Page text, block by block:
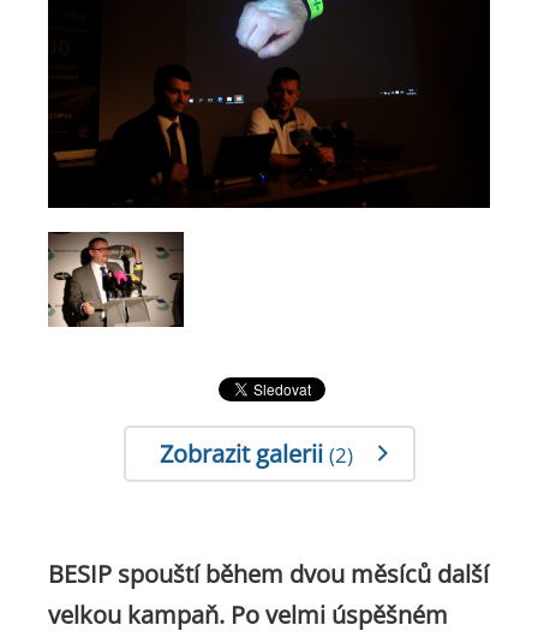
Zobrazit galerii (2)
BESIP spouští během dvou měsíců další
velkou kampaň. Po velmi úspěšném